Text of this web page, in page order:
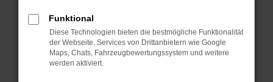
anderen Browser oder in einem privaten
Fenster?
Starte dein Gerät neu.
Das kann manchmal helfen, vorübergehende
Funktional
Diese Technologien bieten die bestmögliche Funktionalität
der Webseite. Services von Drittanbietern wie Google
Maps, Chats, Fahrzeugbewertungssystem und weitere
werden aktiviert.